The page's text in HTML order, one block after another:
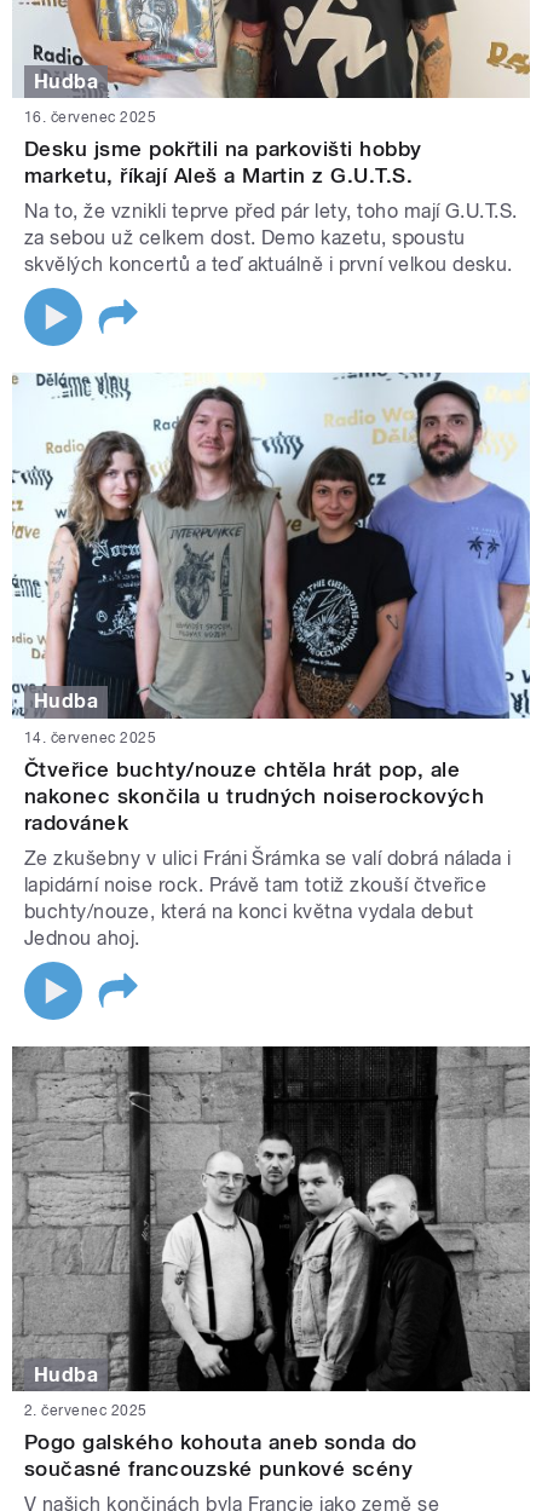
Hudba
16. červenec 2025
Desku jsme pokřtili na parkovišti hobby
marketu, říkají Aleš a Martin z G.U.T.S.
Na to, že vznikli teprve před pár lety, toho mají G.U.T.S.
za sebou už celkem dost. Demo kazetu, spoustu
skvělých koncertů a teď aktuálně i první velkou desku.
Hudba
14. červenec 2025
Čtveřice buchty/nouze chtěla hrát pop, ale
nakonec skončila u trudných noiserockových
radovánek
Ze zkušebny v ulici Fráni Šrámka se valí dobrá nálada i
lapidární noise rock. Právě tam totiž zkouší čtveřice
buchty/nouze, která na konci května vydala debut
Jednou ahoj.
Hudba
2. červenec 2025
Pogo galského kohouta aneb sonda do
současné francouzské punkové scény
V našich končinách byla Francie jako země se